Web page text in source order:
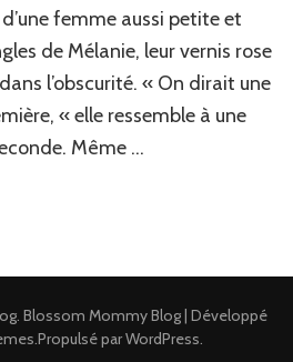
de
femme aussi petite et
de Mélanie, leur vernis rose
l’obscurité. « On dirait une
« elle ressemble à une
Même …
Blossom Mommy Blog | Développé
.Propulsé parWordPress